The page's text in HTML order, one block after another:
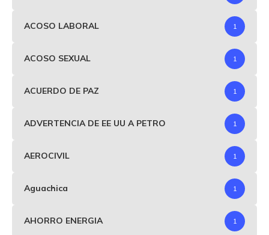
ACOSO LABORAL 1
ACOSO SEXUAL 1
ACUERDO DE PAZ 1
ADVERTENCIA DE EE UU A PETRO 1
AEROCIVIL 1
Aguachica 1
AHORRO ENERGIA 1